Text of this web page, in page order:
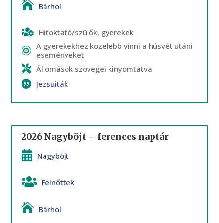
Bárhol
Hitoktató/szülők, gyerekek
A gyerekekhez közelebb vinni a húsvét utáni
eseményeket
Állomások szövegei kinyomtatva
Jezsuiták
2026 Nagyböjt – ferences naptár
Nagyböjt
Felnőttek
Bárhol